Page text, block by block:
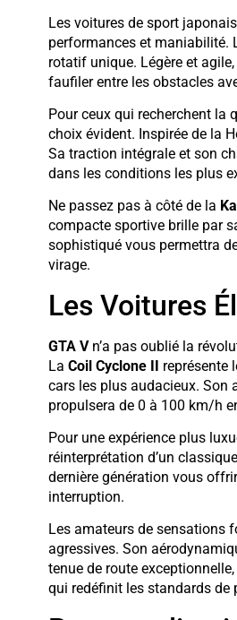
Les voitures de sport
performances et maniabilité.
rotatif unique. Légère et
faufiler entre les obstacles
Pour ceux qui recherchent la
choix évident. Inspirée de la
Sa traction intégrale et son
dans les conditions les plus
Ne passez pas à côté de la
compacte sportive brille par
sophistiqué vous permettra
virage.
Les Voitures
GTA Vn’a pas oublié la
La Coil Cyclone II représente
cars les plus audacieux. Son
propulsera de 0 à 100 km/h
Pour une expérience plus
réinterprétation d’un
dernière génération vous
interruption.
Les amateurs de sensations
agressives. Son
tenue de route
qui redéfinit les standards de